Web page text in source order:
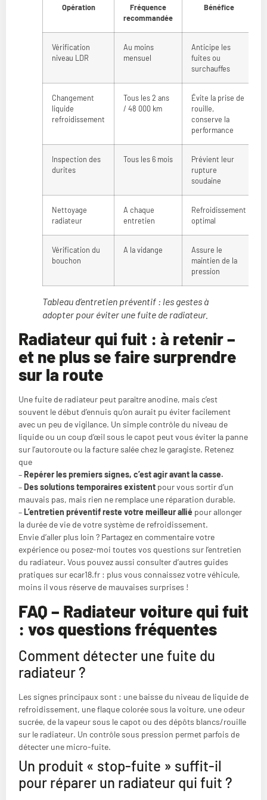
Opération
Fréquence
recommandée
Bénéfice
Vérification
niveau LDR
Au moins
mensuel
Anticipe les
fuites ou
surchauffes
Changement
liquide
refroidissement
Tous les 2 ans
/ 48 000 km
Évite la prise de
rouille,
conserve la
performance
Inspection des
durites
Tous les 6 mois
Prévient leur
rupture
soudaine
Nettoyage
radiateur
A chaque
entretien
Refroidissement
optimal
Vérification du
bouchon
A la vidange
Assure le
maintien de la
pression
Tableau d’entretien préventif : les gestes à
adopter pour éviter une fuite de radiateur.
Radiateur qui fuit : à retenir –
et ne plus se faire surprendre
sur la route
Une fuite de radiateur peut paraître anodine, mais c’est
souvent le début d’ennuis qu’on aurait pu éviter facilement
avec un peu de vigilance. Un simple contrôle du niveau de
liquide ou un coup d’œil sous le capot peut vous éviter la panne
sur l’autoroute ou la facture salée chez le garagiste. Retenez
que
–Repérer les premiers signes, c’est agir avant la casse.
–Des solutions temporaires existent pour vous sortir d’un
mauvais pas, mais rien ne remplace une réparation durable.
–L’entretien préventif reste votre meilleur allié pour allonger
la durée de vie de votre système de refroidissement.
Envie d’aller plus loin ? Partagez en commentaire votre
expérience ou posez-moi toutes vos questions sur l’entretien
du radiateur. Vous pouvez aussi consulter d’autres guides
pratiques sur ecar18.fr : plus vous connaissez votre véhicule,
moins il vous réserve de mauvaises surprises !
FAQ – Radiateur voiture qui fuit
: vos questions fréquentes
Comment détecter une fuite du
radiateur ?
Les signes principaux sont : une baisse du niveau de liquide de
refroidissement, une flaque colorée sous la voiture, une odeur
sucrée, de la vapeur sous le capot ou des dépôts blancs/rouille
sur le radiateur. Un contrôle sous pression permet parfois de
détecter une micro-fuite.
Un produit « stop-fuite » suffit-il
pour réparer un radiateur qui fuit ?